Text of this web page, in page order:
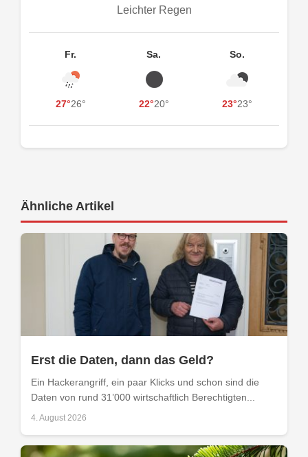
Leichter Regen
Fr.
27°26°
Sa.
22°20°
So.
23°23°
Ähnliche Artikel
Erst die Daten, dann das Geld?
Ein Hackerangriff, ein paar Klicks und schon sind die
Daten von rund 31’000 wirtschaftlich Berechtigten...
4. August 2026